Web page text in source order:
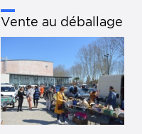
Vente au déballage